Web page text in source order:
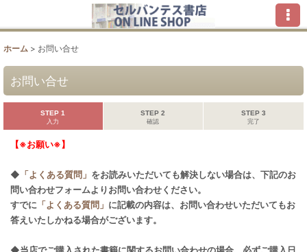
ホーム > お問い合せ
お問い合せ
STEP 1
入力
STEP 2
確認
STEP 3
完了
【※お願い※】
◆ 「よくある質問」 をお読みいただいても解決しない場合は、下記のお
問い合わせフォームよりお問い合わせください。
すでに 「よくある質問」 に記載の内容は、お問い合わせいただいてもお
答えいたしかねる場合がございます。